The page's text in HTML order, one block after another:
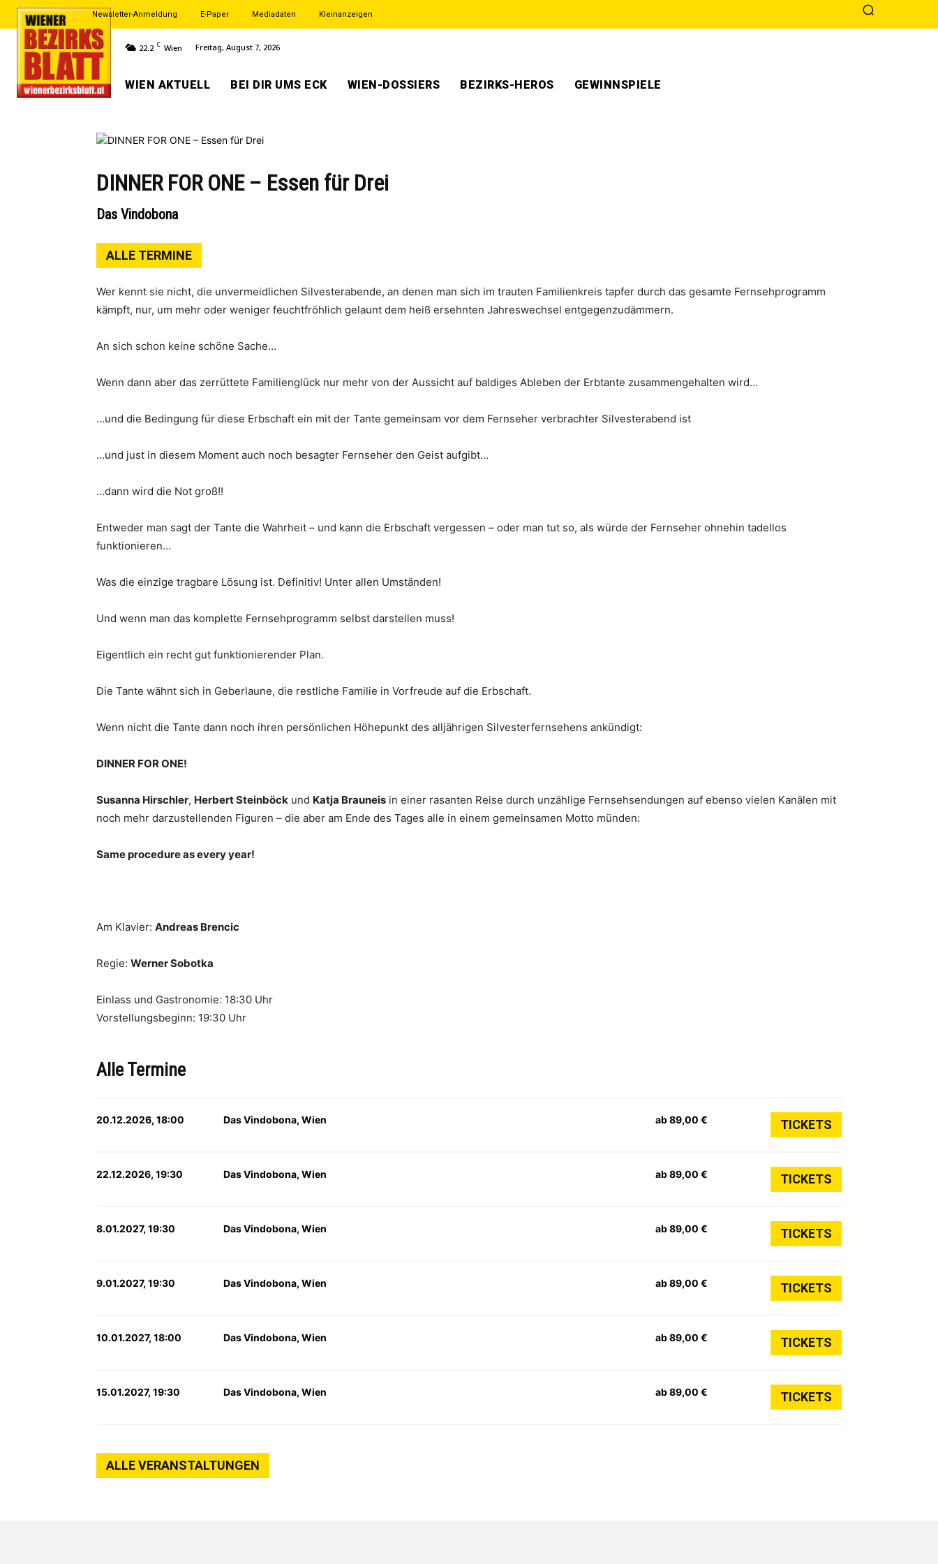
Newsletter-Anmeldung E-Paper Mediadaten Kleinanzeigen
22.2 C Wien Freitag, August 7, 2026
WIEN AKTUELL BEI DIR UMS ECK WIEN-DOSSIERS BEZIRKS-HEROS GEWINNSPIELE
DINNER FOR ONE – Essen für Drei
Das Vindobona
ALLE TERMINE
Wer kennt sie nicht, die unver­meid­li­chen Sil­ves­ter­aben­de, an denen man sich im trau­ten Fami­li­en­kreis tap­fer durch das gesam­te Fern­seh­pro­gramm
kämpft, nur, um mehr oder weni­ger feucht­fröh­lich gelaunt dem heiß ersehn­ten Jah­res­wech­sel ent­ge­gen­zu­däm­mern.
An sich schon kei­ne schö­ne Sache…
Wenn dann aber das zer­rüt­te­te Fami­li­en­glück nur mehr von der Aus­sicht auf bal­di­ges Able­ben der Erb­tan­te zusam­men­ge­hal­ten wird…
…und die Bedin­gung für die­se Erb­schaft ein mit der Tan­te gemein­sam vor dem Fern­se­her ver­brach­ter Sil­ves­ter­abend ist
…und just in die­sem Moment auch noch besag­ter Fern­se­her den Geist aufgibt…
…dann wird die Not groß!!
Ent­we­der man sagt der Tan­te die Wahr­heit – und kann die Erb­schaft ver­ges­sen – oder man tut so, als wür­de der Fern­se­her ohne­hin tadel­los
funktionieren…
Was die ein­zi­ge trag­ba­re Lösung ist. Defi­ni­tiv! Unter allen Umständen!
Und wenn man das kom­plet­te Fern­seh­pro­gramm selbst dar­stel­len muss!
Eigent­lich ein recht gut funk­tio­nie­ren­der Plan.
Die Tan­te wähnt sich in Geber­lau­ne, die rest­li­che Fami­lie in Vor­freu­de auf die Erbschaft.
Wenn nicht die Tan­te dann noch ihren per­sön­li­chen Höhe­punkt des all­jäh­ri­gen Sil­ves­ter­fern­se­hens ankündigt:
DIN­NER FOR ONE!
Susan­na Hirsch­ler, Her­bert Stein­böck und Kat­ja Braun­eis in einer rasan­ten Rei­se durch unzäh­li­ge Fern­seh­sen­dun­gen auf eben­so vie­len Kanä­len mit
noch mehr dar­zu­stel­len­den Figu­ren – die aber am Ende des Tages alle in einem gemein­sa­men Mot­to münden:
Same pro­ce­du­re as every year!
Am Kla­vier: Andre­as Brencic
Regie: Wer­ner Sobotka
Einlass und Gastronomie: 18:30 Uhr
Vorstellungsbeginn: 19:30 Uhr
Alle Termine
20.12.2026, 18:00 Das Vindobona, Wien ab 89,00 € TICKETS
22.12.2026, 19:30 Das Vindobona, Wien ab 89,00 € TICKETS
8.01.2027, 19:30 Das Vindobona, Wien ab 89,00 € TICKETS
9.01.2027, 19:30 Das Vindobona, Wien ab 89,00 € TICKETS
10.01.2027, 18:00 Das Vindobona, Wien ab 89,00 € TICKETS
15.01.2027, 19:30 Das Vindobona, Wien ab 89,00 € TICKETS
ALLE VERANSTALTUNGEN